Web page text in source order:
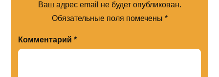
Ваш адрес email не будет опубликован.
Обязательные поля помечены *
Комментарий*